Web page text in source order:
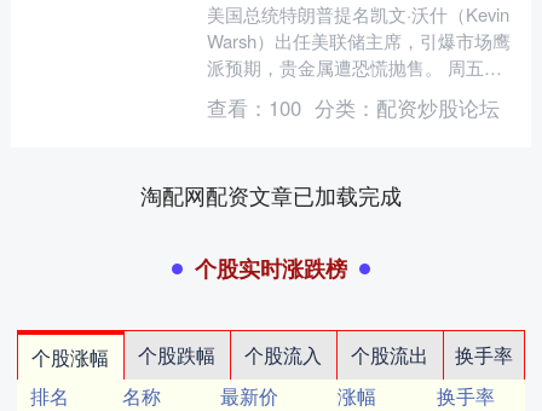
美国总统特朗普提名凯文·沃什（Kevin
Warsh）出任美联储主席，引爆市场鹰
派预期，贵金属遭恐慌抛售。 周五，
黄金遭遇40年来最大下跌，白银创出历
史最大盘中....
查看： 100 分类： 配资炒股论坛
淘配网配资文章已加载完成
个股实时涨跌榜
个股涨幅 个股跌幅 个股流入 个股流出
换手率
排名
名称 最新价 涨幅
换手率